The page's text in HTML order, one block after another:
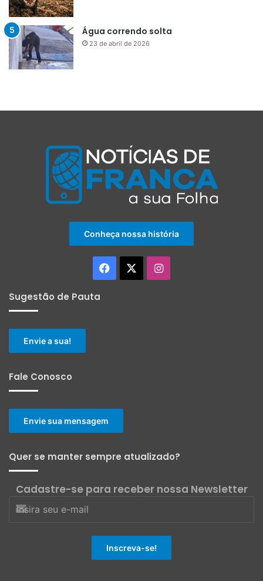
Água correndo solta
23 de abril de 2026
Conheça nossa história
Facebook Instagram
Sugestão de Pauta
Envie a sua!
Fale Conosco
Envie sua mensagem
Quer se manter sempre atualizado?
Cadastre-se para receber nossa Newsletter